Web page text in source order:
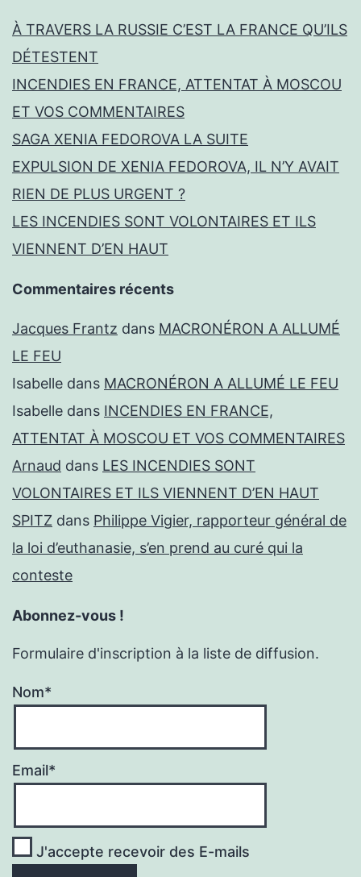
À TRAVERS LA RUSSIE C’EST LA FRANCE QU’ILS
DÉTESTENT
INCENDIES EN FRANCE, ATTENTAT À MOSCOU
ET VOS COMMENTAIRES
SAGA XENIA FEDOROVA LA SUITE
EXPULSION DE XENIA FEDOROVA, IL N’Y AVAIT
RIEN DE PLUS URGENT ?
LES INCENDIES SONT VOLONTAIRES ET ILS
VIENNENT D’EN HAUT
Commentaires récents
Jacques Frantz dans MACRONÉRON A ALLUMÉ
LE FEU
Isabelle dans MACRONÉRON A ALLUMÉ LE FEU
Isabelle dans INCENDIES EN FRANCE,
ATTENTAT À MOSCOU ET VOS COMMENTAIRES
Arnaud dans LES INCENDIES SONT
VOLONTAIRES ET ILS VIENNENT D’EN HAUT
SPITZ dans Philippe Vigier, rapporteur général de
la loi d’euthanasie, s’en prend au curé qui la
conteste
Abonnez-vous !
Formulaire d'inscription à la liste de diffusion.
Nom*
Email*
J'accepte recevoir des E-mails